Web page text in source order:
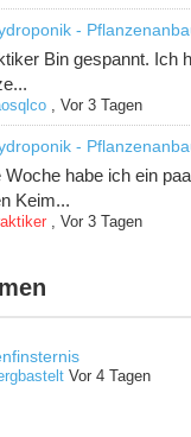
-
Ich habe jetzt die
,Vor 3 Tagen
-
Woche habe ich ein
Keim...
,Vor 3 Tagen
Vor 4 Tagen